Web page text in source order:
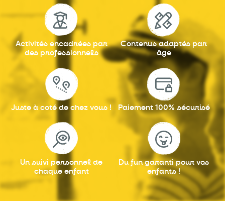
Activités encadrées par
des professionnels
Contenus adaptés par
âge
Juste à coté de chez vous ! Paiement 100% sécurisé
Un suivi personnel de
chaque enfant
Du fun garantipour vos
enfants !